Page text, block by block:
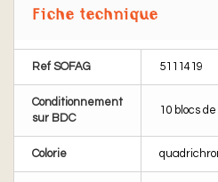
Fiche technique
Ref SOFAG 5111419
Conditionnement
sur BDC
10 blocs
Colorie